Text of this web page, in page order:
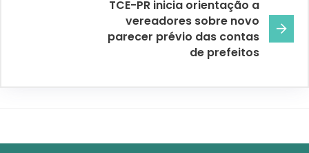
TCE-PR inicia orientação a
vereadores sobre novo
parecer prévio das contas
de prefeitos